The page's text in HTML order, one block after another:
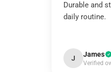
Durable and
daily routine.
J James
Verified